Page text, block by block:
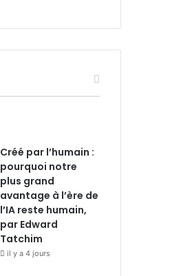
Créé par l’humain :
pourquoi notre
plus grand
avantage à l’ère de
l’IA reste humain,
par Edward
Tatchim
il y a 4 jours